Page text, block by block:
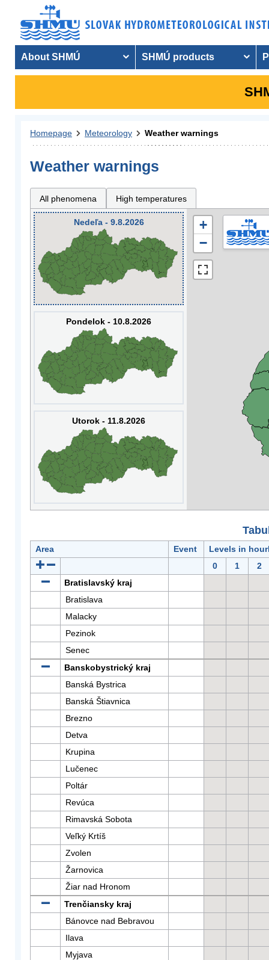
About SHMÚ SHMÚ products
Homepage Meteorology Weather warnings
Weather warnings
All phenomena High temperatures
Nedeľa - 9.8.2026
Pondelok - 10.8.2026
Utorok - 11.8.2026
+
−
Area Event
Levels in
0
1
2
Bratislavský kraj
Bratislava
Malacky
Pezinok
Senec
Banskobystrický kraj
Banská Bystrica
Banská Štiavnica
Brezno
Detva
Krupina
Lučenec
Poltár
Revúca
Rimavská Sobota
Veľký Krtíš
Zvolen
Žarnovica
Žiar nad Hronom
Trenčiansky kraj
Bánovce nad Bebravou
Ilava
Myjava